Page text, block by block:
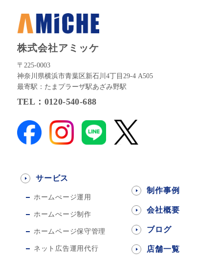
株式会社アミッケ
〒225-0003
神奈川県横浜市青葉区新石川4丁目29-4 A505
最寄駅：たまプラーザ駅あざみ野駅
TEL：0120-540-688
サービス
ホームぺージ運用
ホームぺージ制作
ホームページ保守管理
ネット広告運用代行
制作事例
会社概要
ブログ
店舗一覧